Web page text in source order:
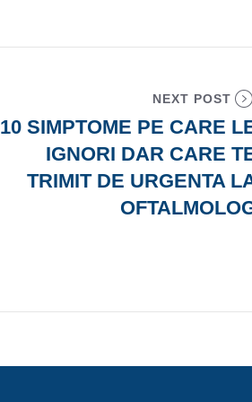
NEXT POST
10 SIMPTOME PE CARE
IGNORI DAR CARE
TRIMIT DE URGENTA